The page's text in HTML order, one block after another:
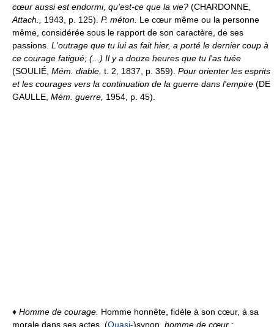
cœur aussi est endormi, qu'est-ce que la vie? (CHARDONNE,
Attach., 1943, p. 125). P. méton. Le cœur même ou la personne
même, considérée sous le rapport de son caractère, de ses
passions. L'outrage que tu lui as fait hier, a porté le dernier coup à
ce courage fatigué; (...) Il y a douze heures que tu l'as tuée
(SOULIÉ, Mém. diable, t. 2, 1837, p. 359). Pour orienter les esprits
et les courages vers la continuation de la guerre dans l'empire (DE
GAULLE, Mém. guerre, 1954, p. 45).
♦ Homme de courage. Homme honnête, fidèle à son cœur, à sa
morale dans ses actes. (Quasi-)synon. homme de cœur :